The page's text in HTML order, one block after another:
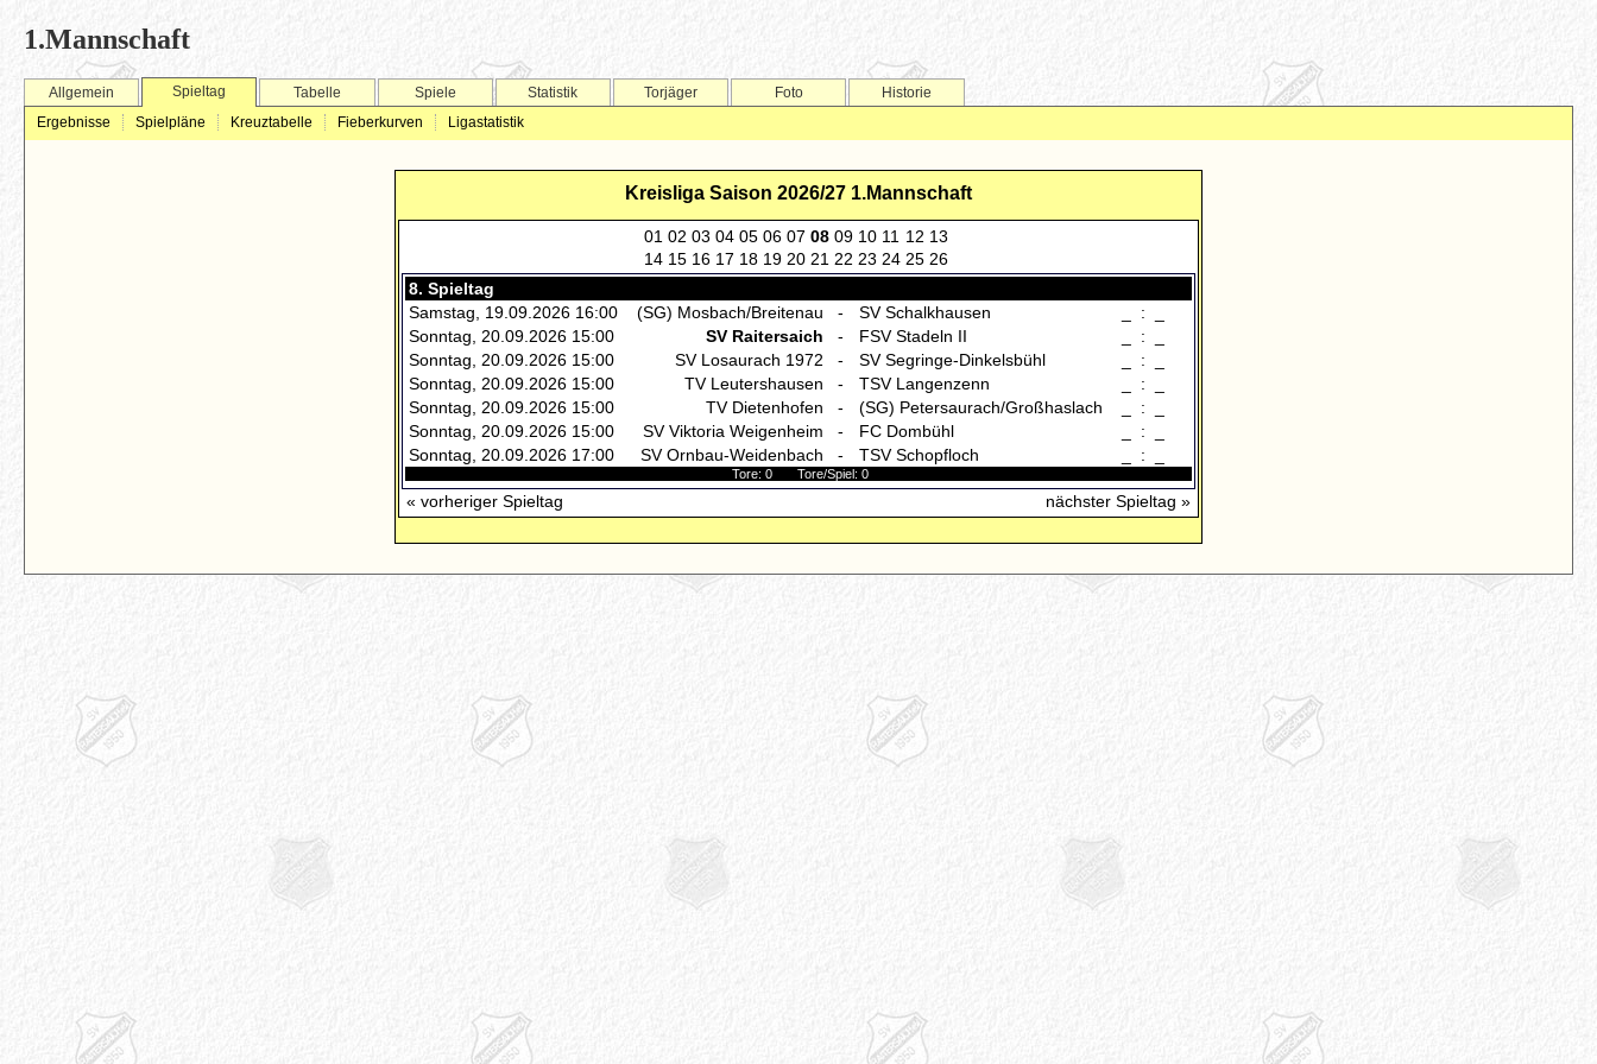
1.Mannschaft
Allgemein
Spieltag
Ergebnisse
Spielpläne Kreuztabelle Fieberkurven Ligastatistik
Tabelle Spiele Statistik Torjäger Foto Historie
Kreisliga Saison 2026/27 1.Mannschaft
01 02 03 04 05 06 07 08 09 10 11 12 13
14 15 16 17 18 19 20 21 22 23 24 25 26
8. Spieltag
Samstag, 19.09.2026 16:00
(SG) Mosbach/Breitenau - SV Schalkhausen :
Sonntag, 20.09.2026 15:00
SV Raitersaich - FSV Stadeln II :
Sonntag, 20.09.2026 15:00
SV Losaurach 1972 - SV Segringe-Dinkelsbühl :
Sonntag, 20.09.2026 15:00
TV Leutershausen - TSV Langenzenn :
Sonntag, 20.09.2026 15:00
TV Dietenhofen - (SG) Petersaurach/Großhaslach :
Sonntag, 20.09.2026 15:00
SV Viktoria Weigenheim - FC Dombühl :
Sonntag, 20.09.2026 17:00
SV Ornbau-Weidenbach - TSV Schopfloch :
Tore: 0 Tore/Spiel: 0
« vorheriger Spieltag nächster Spieltag »